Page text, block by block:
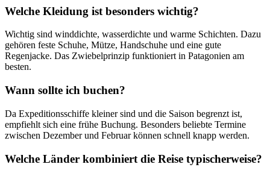
Welche Kleidung ist besonders wichtig?
Wichtig sind winddichte, wasserdichte und warme Schichten. Dazu
gehören feste Schuhe, Mütze, Handschuhe und eine gute
Regenjacke. Das Zwiebelprinzip funktioniert in Patagonien am
besten.
Wann sollte ich buchen?
Da Expeditionsschiffe kleiner sind und die Saison begrenzt ist,
empfiehlt sich eine frühe Buchung. Besonders beliebte Termine
zwischen Dezember und Februar können schnell knapp werden.
Welche Länder kombiniert die Reise typischerweise?